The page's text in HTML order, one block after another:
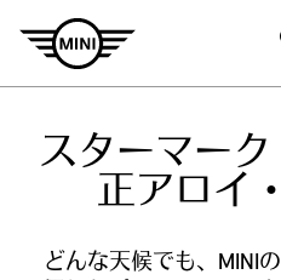
スターマー
正アロイ
どんな天候でも、MINI